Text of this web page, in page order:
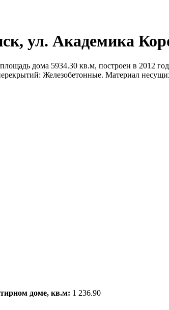
ул. Академика
дома 5934.30 кв.м, построен в 2012
Железобетонные. Материал
доме, кв.м: 1 236.90